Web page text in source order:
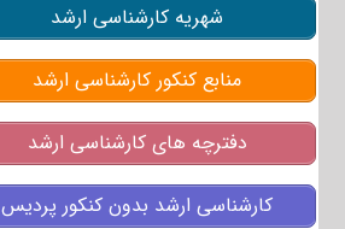
شهریه کارشناسی ارشد
منابع کنکور کارشناسی ارشد
دفترچه های کارشناسی ارشد
کارشناسی ارشد بدون کنکور پردیس